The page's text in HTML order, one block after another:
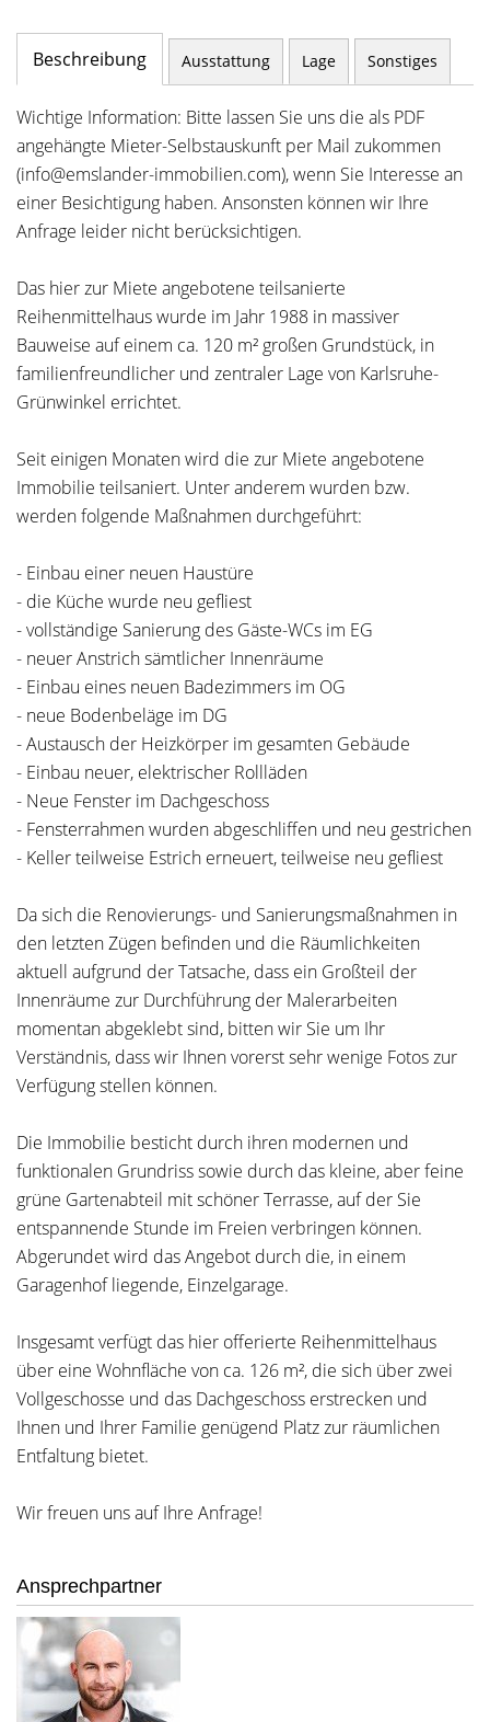
Beschreibung Ausstattung Lage Sonstiges
Wichtige Information: Bitte lassen Sie uns die als PDF
angehängte Mieter-Selbstauskunft per Mail zukommen
(info@emslander-immobilien.com), wenn Sie Interesse an
einer Besichtigung haben. Ansonsten können wir Ihre
Anfrage leider nicht berücksichtigen.
Das hier zur Miete angebotene teilsanierte
Reihenmittelhaus wurde im Jahr 1988 in massiver
Bauweise auf einem ca. 120 m² großen Grundstück, in
familienfreundlicher und zentraler Lage von Karlsruhe-
Grünwinkel errichtet.
Seit einigen Monaten wird die zur Miete angebotene
Immobilie teilsaniert. Unter anderem wurden bzw.
werden folgende Maßnahmen durchgeführt:
- Einbau einer neuen Haustüre
- die Küche wurde neu gefliest
- vollständige Sanierung des Gäste-WCs im EG
- neuer Anstrich sämtlicher Innenräume
- Einbau eines neuen Badezimmers im OG
- neue Bodenbeläge im DG
- Austausch der Heizkörper im gesamten Gebäude
- Einbau neuer, elektrischer Rollläden
- Neue Fenster im Dachgeschoss
- Fensterrahmen wurden abgeschliffen und neu gestrichen
- Keller teilweise Estrich erneuert, teilweise neu gefliest
Da sich die Renovierungs- und Sanierungsmaßnahmen in
den letzten Zügen befinden und die Räumlichkeiten
aktuell aufgrund der Tatsache, dass ein Großteil der
Innenräume zur Durchführung der Malerarbeiten
momentan abgeklebt sind, bitten wir Sie um Ihr
Verständnis, dass wir Ihnen vorerst sehr wenige Fotos zur
Verfügung stellen können.
Die Immobilie besticht durch ihren modernen und
funktionalen Grundriss sowie durch das kleine, aber feine
grüne Gartenabteil mit schöner Terrasse, auf der Sie
entspannende Stunde im Freien verbringen können.
Abgerundet wird das Angebot durch die, in einem
Garagenhof liegende, Einzelgarage.
Insgesamt verfügt das hier offerierte Reihenmittelhaus
über eine Wohnfläche von ca. 126 m², die sich über zwei
Vollgeschosse und das Dachgeschoss erstrecken und
Ihnen und Ihrer Familie genügend Platz zur räumlichen
Entfaltung bietet.
Wir freuen uns auf Ihre Anfrage!
Ansprechpartner